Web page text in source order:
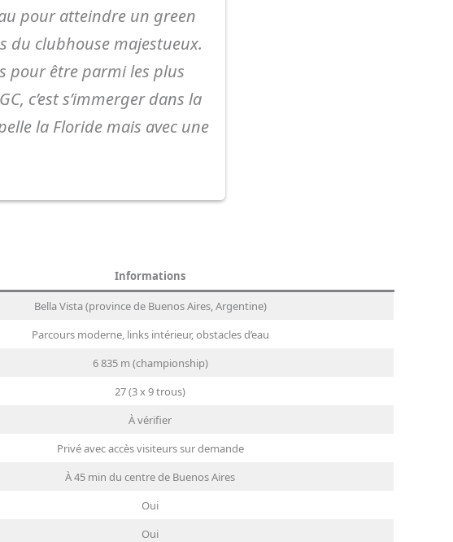
pour atteindre un green
du clubhouse majestueux.
pour être parmi les plus
c’est s’immerger dans la
la Floride mais avec une
Informations
Bella Vista (province de Buenos Aires, Argentine)
Parcours moderne, links intérieur, obstacles d’eau
6 835 m (championship)
27 (3 x 9 trous)
À vérifier
Privé avec accès visiteurs sur demande
À 45 min du centre de Buenos Aires
Oui
Oui